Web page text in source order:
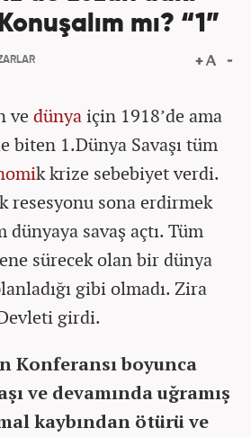
mı? “1”
ve dünyaiçin 1918’de ama
biten 1.Dünya Savaşı tüm
k krize sebebiyet verdi.
resesyonu sona erdirmek
savaş açtı. Tüm
sürecek olan bir dünya
gibi olmadı. Zira
girdi.
Konferansı boyunca
ve devamında uğramış
kaybından ötürü ve